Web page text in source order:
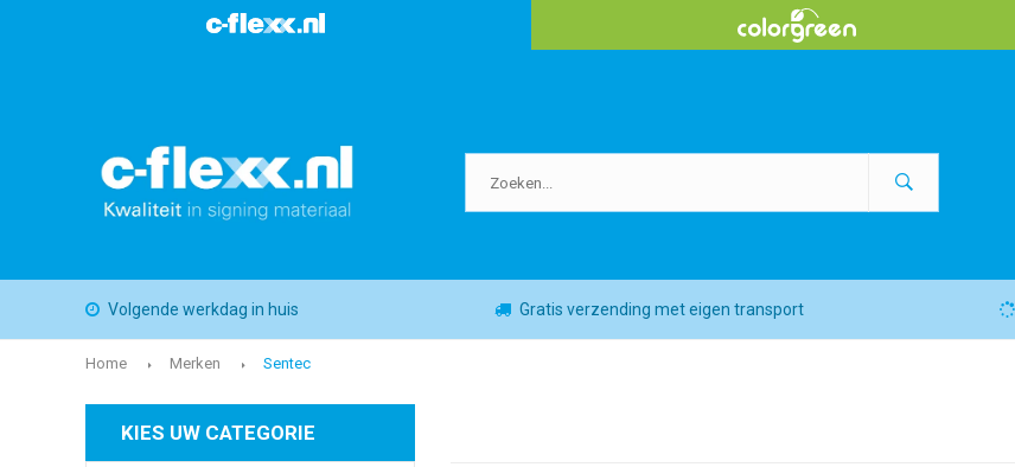
Volgende werkdag in huis Gratis verzending met eigen transport
Home Merken Sentec
KIES UW CATEGORIE